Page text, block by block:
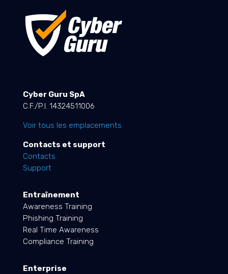
Cyber Guru SpA
C.F./P.I. 14324511006
Voir tous les emplacements
Contacts et support
Contacts
Support
Entraînement
Awareness Training
Phishing Training
Real Time Awareness
Compliance Training
Enterprise